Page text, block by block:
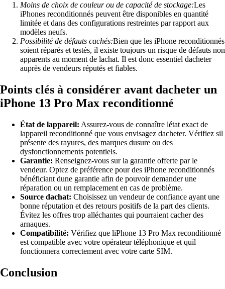
Moins de choix de couleur ou de capacité de stockage:Les
iPhones reconditionnés peuvent être disponibles en quantité
limitée et dans des configurations restreintes par rapport aux
modèles neufs.
Possibilité de défauts cachés:Bien que les iPhone reconditionnés
soient réparés et testés, il existe toujours un risque de défauts non
apparents au moment de lachat. Il est donc essentiel dacheter
auprès de vendeurs réputés et fiables.
Points clés à considérer avant dacheter un
iPhone 13 Pro Max reconditionné
État de lappareil: Assurez-vous de connaître létat exact de
lappareil reconditionné que vous envisagez dacheter. Vérifiez sil
présente des rayures, des marques dusure ou des
dysfonctionnements potentiels.
Garantie: Renseignez-vous sur la garantie offerte par le
vendeur. Optez de préférence pour des iPhone reconditionnés
bénéficiant dune garantie afin de pouvoir demander une
réparation ou un remplacement en cas de problème.
Source dachat: Choisissez un vendeur de confiance ayant une
bonne réputation et des retours positifs de la part des clients.
Évitez les offres trop alléchantes qui pourraient cacher des
arnaques.
Compatibilité: Vérifiez que liPhone 13 Pro Max reconditionné
est compatible avec votre opérateur téléphonique et quil
fonctionnera correctement avec votre carte SIM.
Conclusion